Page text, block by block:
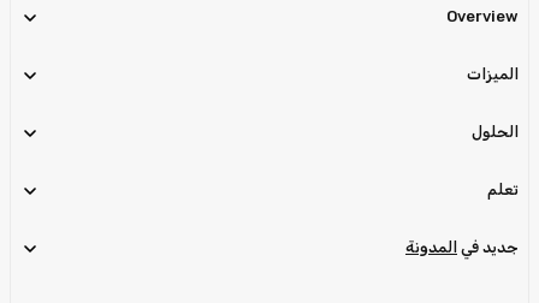
Overview
الميزات
الحلول
تعلم
جديد في المدونة